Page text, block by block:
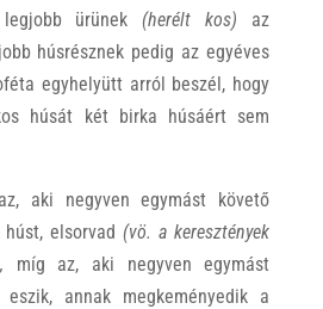
ürünek (herélt kos) az
húsrésznek pedig az egyéves
egyhelyütt arról beszél, hogy
húsát két birka húsáért sem
aki negyven egymást követő
elsorvad (vö. a keresztények
míg az, aki negyven egymást
annak megkeményedik a